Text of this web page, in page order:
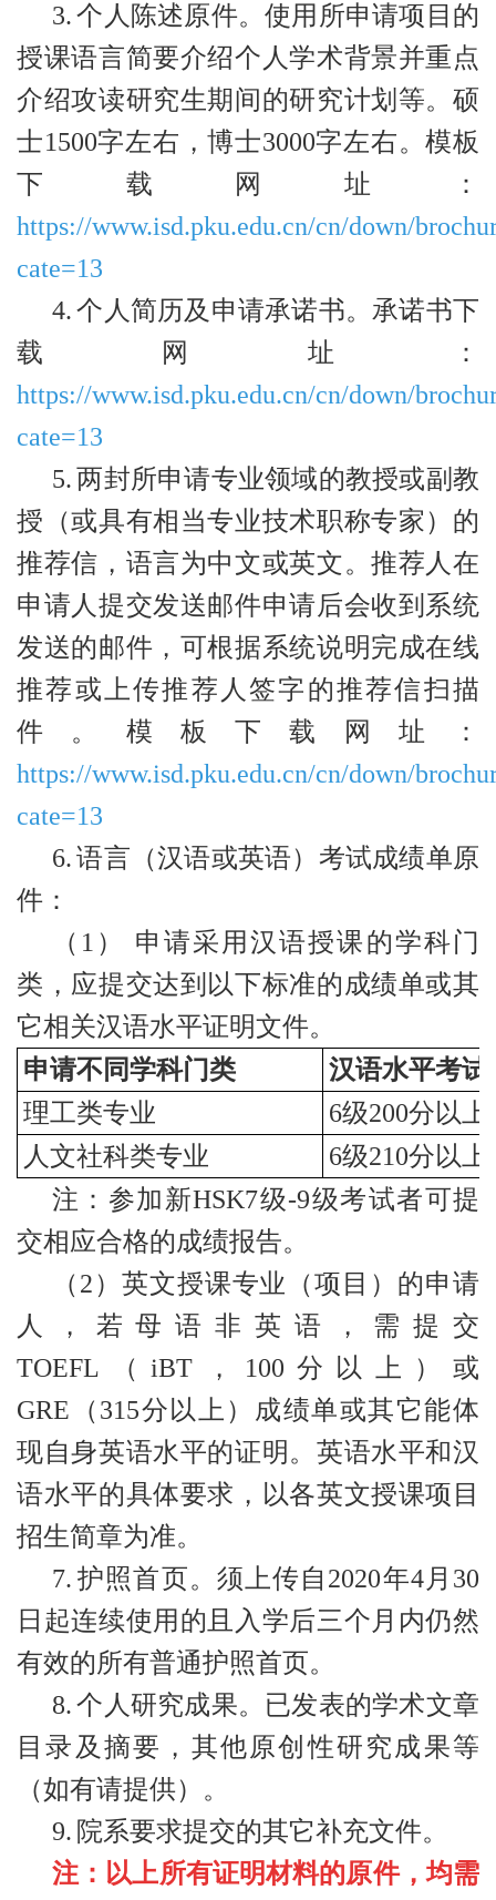
3. 个人陈述原件。使用所申请项目的
授课语言简要介绍个人学术背景并重点
介绍攻读研究生期间的研究计划等。硕
士1500字左右，博士3000字左右。模板
下载网址：
https://www.isd.pku.edu.cn/cn/down/
cate=13
4. 个人简历及申请承诺书。承诺书下
载网址：
https://www.isd.pku.edu.cn/cn/down/
cate=13
5. 两封所申请专业领域的教授或副教
授（或具有相当专业技术职称专家）的
推荐信，语言为中文或英文。推荐人在
申请人提交发送邮件申请后会收到系统
发送的邮件，可根据系统说明完成在线
推荐或上传推荐人签字的推荐信扫描
件。模板下载网址：
https://www.isd.pku.edu.cn/cn/down/
cate=13
6. 语言（汉语或英语）考试成绩单原
件：
（1） 申请采用汉语授课的学科门
类，应提交达到以下标准的成绩单或其
它相关汉语水平证明文件。
申请不同学科门类
汉语水平考
理工类专业
6级200分以上
人文社科类专业
6级210分以上
注：参加新HSK7级-9级考试者可提
交相应合格的成绩报告。
（2）英文授课专业（项目）的申请
人，若母语非英语，需提交
TOEFL（iBT，100分以上）或
GRE（315分以上）成绩单或其它能体
现自身英语水平的证明。英语水平和汉
语水平的具体要求，以各英文授课项目
招生简章为准。
7. 护照首页。须上传自2020年4月30
日起连续使用的且入学后三个月内仍然
有效的所有普通护照首页。
8. 个人研究成果。已发表的学术文章
目录及摘要，其他原创性研究成果等
（如有请提供）。
9. 院系要求提交的其它补充文件。
注：以上所有证明材料的原件，均需